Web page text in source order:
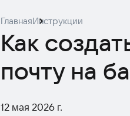
ГлавнаяИнструкции
Как
почту на
12 мая 2026 г.